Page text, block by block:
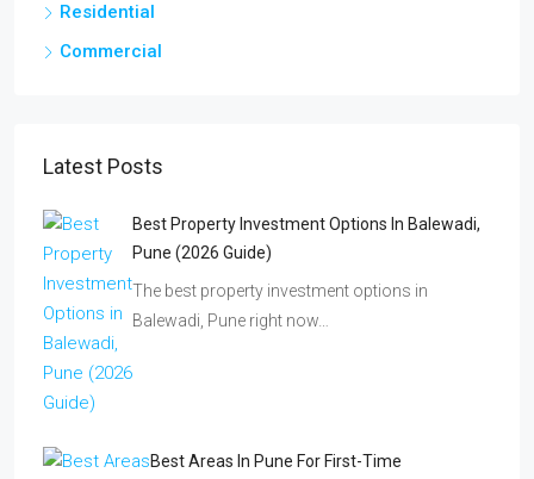
Residential
Commercial
Latest Posts
Best Property Investment Options In Balewadi,
Pune (2026 Guide)
The best property investment options in
Balewadi, Pune right now…
Best Areas In Pune For First-Time